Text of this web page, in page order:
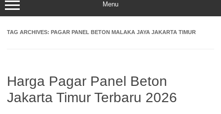
Menu
TAG ARCHIVES: PAGAR PANEL BETON MALAKA JAYA JAKARTA TIMUR
Harga Pagar Panel Beton
Jakarta Timur Terbaru 2026